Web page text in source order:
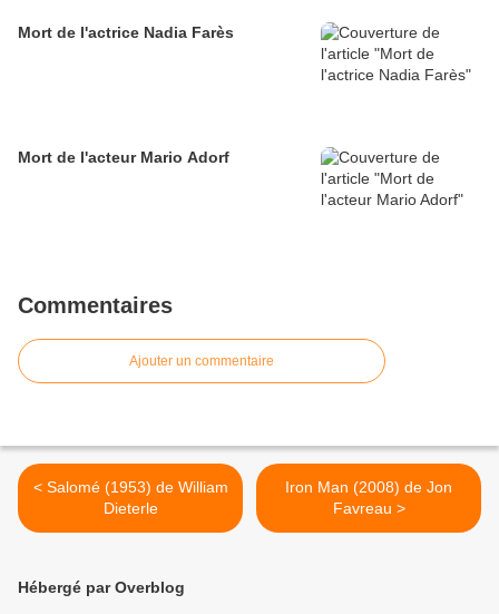
Mort de l'actrice Nadia Farès
Mort de l'acteur Mario Adorf
Commentaires
Ajouter un commentaire
< Salomé (1953) de William
Dieterle
Iron Man (2008) de Jon
Favreau >
Hébergé par Overblog